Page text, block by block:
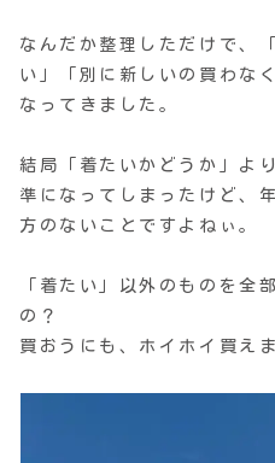
なんだか整理しただけで、
い」「別に新しいの買わな
なってきました。
結局「着たいかどうか」よ
準になってしまったけど、
方のないことですよねぃ。
「着たい」以外のものを全
の？
買おうにも、ホイホイ買え